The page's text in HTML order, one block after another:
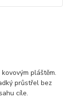
pláštěm.
průstřel bez
cíle.